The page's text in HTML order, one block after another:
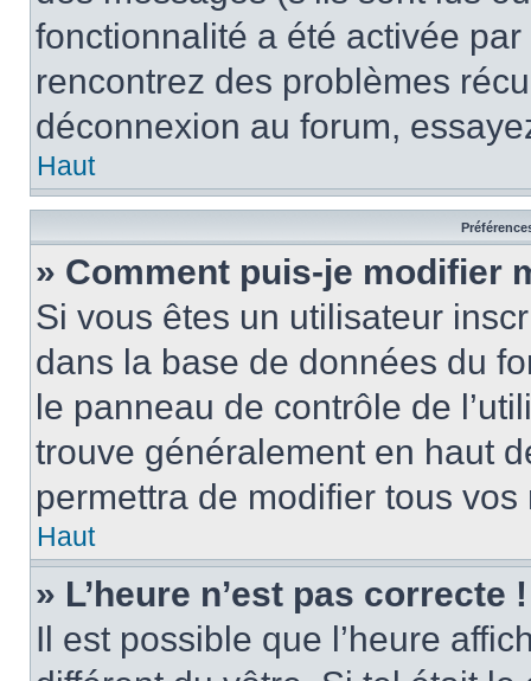
fonctionnalité a été activée
rencontrez des problèmes
déconnexion au forum,
Haut
» Comment puis-je modifier
Si vous êtes un utilisateur
dans la base de données du
le panneau de contrôle de
trouve généralement en haut
permettra de modifier tous
Haut
» L’heure n’est pas correcte !
Il est possible que l’heure